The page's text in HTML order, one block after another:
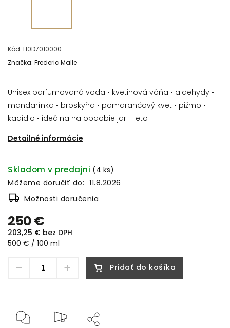
Kód: H0D7010000
Unisex parfumovaná voda • kvetinová vôňa • aldehydy •
mandarínka • broskyňa • pomarančový kvet • pižmo •
kadidlo • ideálna na obdobie jar - leto
Detailné informácie
Značka: Frederic Malle
250 €
203,25 € bez DPH
500 € / 100 ml
Skladom v predajni (4 ks)
Môžeme doručiť do: 11.8.2026
Možnosti doručenia
Pridať do košíka